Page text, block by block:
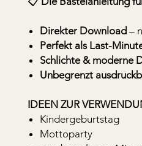
Direkter Download –
Perfekt als Last-
Schlichte & moderne
Unbegrenzt
IDEEN ZUR
Kindergeburtstag
Mottoparty